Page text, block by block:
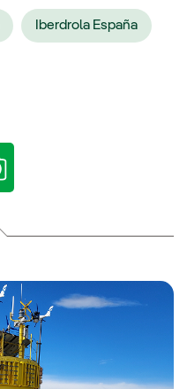
Iberdrola España